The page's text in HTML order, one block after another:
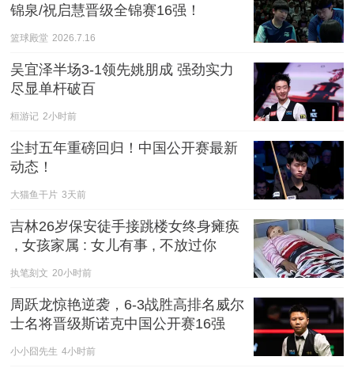
锦泉/祝启慧晋级全锦赛16强！
篮球殿堂 2026.7.16
吴宜泽半场3-1领先姚朋成 强劲实力
尽显单杆破百
桓游记 2小时前
尘封五年重磅回归！中国公开赛最新
动态！
大猫鱼干片 3天前
吉林26岁保安徒手接跳楼女终身瘫痪
, 女孩家属 : 女儿有事 , 不放过你
执笔刻文 20小时前
周跃龙惊艳逆袭，6-3战胜高排名威尔
士名将晋级斯诺克中国公开赛16强
小小囧先生 4小时前